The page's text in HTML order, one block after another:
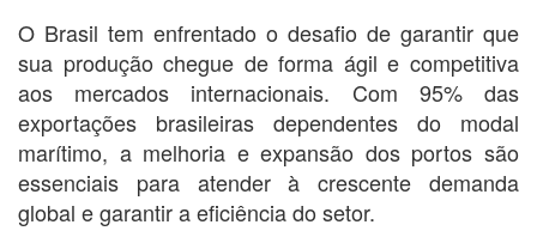
O Brasil tem enfrentado o desafio de garantir que
sua produção chegue de forma ágil e competitiva
aos mercados internacionais. Com 95% das
exportações brasileiras dependentes do modal
marítimo, a melhoria e expansão dos portos são
essenciais para atender à crescente demanda
global e garantir a eficiência do setor.